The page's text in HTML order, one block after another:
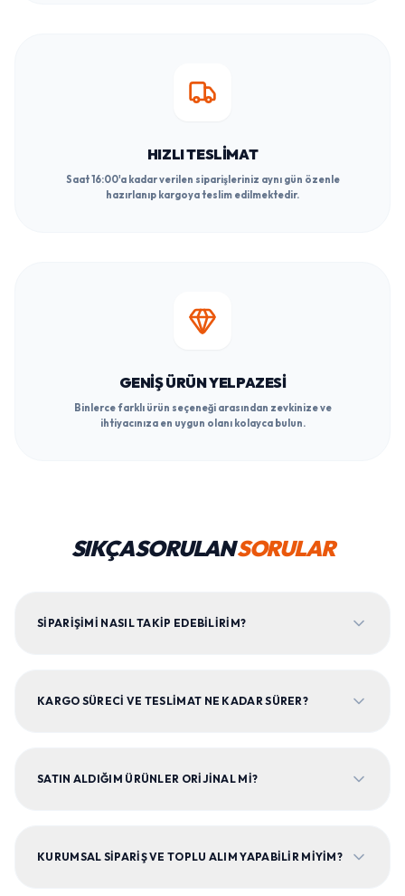
HIZLI TESLIMAT
Saat 16:00'a kadar verilen siparişleriniz aynı gün özenle
hazırlanıp kargoya teslim edilmektedir.
GENIŞ ÜRÜN YELPAZESI
Binlerce farklı ürün seçeneği arasından zevkinize ve
ihtiyacınıza en uygun olanı kolayca bulun.
SIKÇA SORULANSORULAR
SIPARIŞIMI NASIL TAKIP EDEBILIRIM?
KARGO SÜRECI VE TESLIMAT NE KADAR SÜRER?
SATIN ALDIĞIM ÜRÜNLER ORIJINAL MI?
KURUMSAL SIPARIŞ VE TOPLU ALIM YAPABILIR MIYIM?